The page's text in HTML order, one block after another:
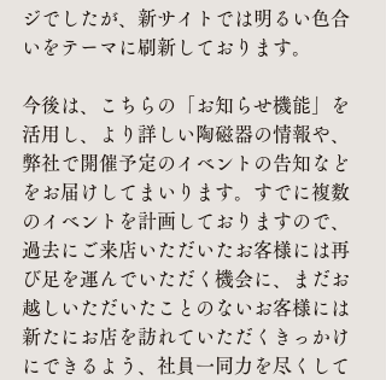
ジでしたが、新サイトでは明るい色合
いをテーマに刷新しております。
今後は、こちらの「お知らせ機能」を
活用し、より詳しい陶磁器の情報や、
弊社で開催予定のイベントの告知など
をお届けしてまいります。すでに複数
のイベントを計画しておりますので、
過去にご来店いただいたお客様には再
び足を運んでいただく機会に、まだお
越しいただいたことのないお客様には
新たにお店を訪れていただくきっかけ
にできるよう、社員一同力を尽くして